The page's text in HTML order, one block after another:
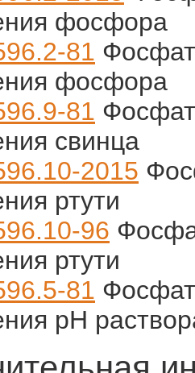
фосфора
81
фосфора
81
свинца
2015
ртути
96
ртути
81
рН